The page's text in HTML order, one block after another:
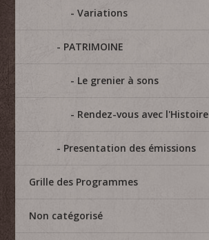
Variations
PATRIMOINE
Le grenier à sons
Rendez-vous avec l'Histoire
Presentation des émissions
Grille des Programmes
Non catégorisé